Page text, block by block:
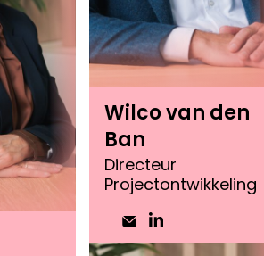
Wilco van den
Ban
Directeur
Projectontwikkeling